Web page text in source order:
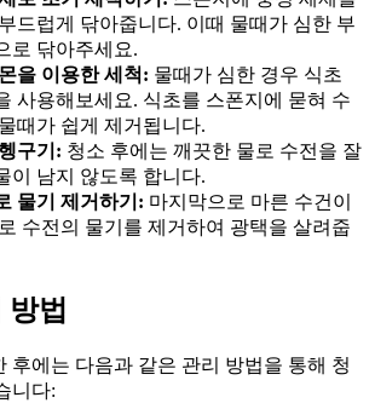
드럽게 닦아줍니다. 이때 물때가 심한 부
로 닦아주세요.
을 이용한 세척: 물때가 심한 경우 식초
사용해보세요. 식초를 스폰지에 묻혀 수
때가 쉽게 제거됩니다.
구기: 청소 후에는 깨끗한 물로 수전을 잘
이 남지 않도록 합니다.
물기 제거하기: 마지막으로 마른 수건이
수전의 물기를 제거하여 광택을 살려줍
법
후에는 다음과 같은 관리 방법을 통해 청
니다: